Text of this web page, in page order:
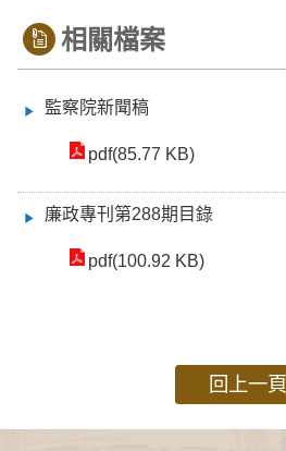
相關檔案
監察院新聞稿
pdf(85.77 KB)
廉政專刊第288期目錄
pdf(100.92 KB)
回上一頁